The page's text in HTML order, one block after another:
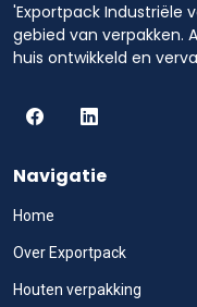
'Exportpack Industriële
gebied van verpakken.
huis ontwikkeld en
Navigatie
Home
Over Exportpack
Houten verpakking